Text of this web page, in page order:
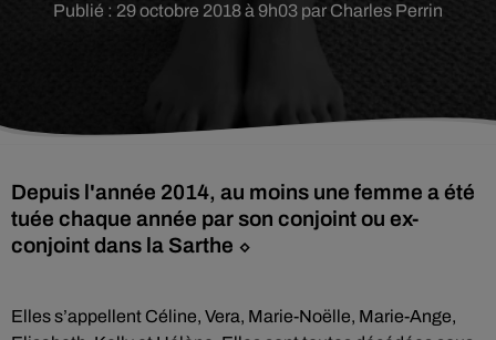
Publié : 29 octobre 2018 à 9h03 par Charles Perrin
Depuis l'année 2014, au moins une femme a été
tuée chaque année par son conjoint ou ex-
conjoint dans la Sarthe ⬦
Elles s’appellent Céline, Vera, Marie-Noëlle, Marie-Ange,